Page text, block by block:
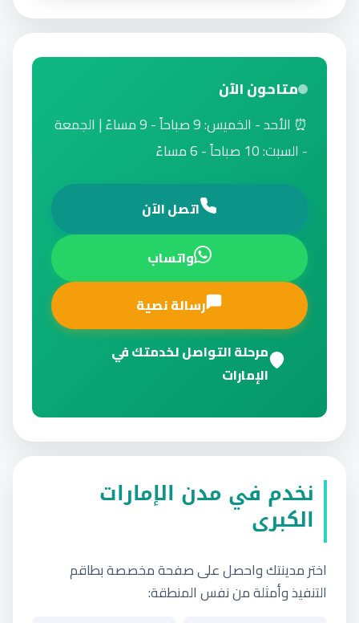
متاحون الآن
⏰ الأحد - الخميس: 9 صباحاً - 9 مساءً | الجمعة
- السبت: 10 صباحاً - 6 مساءً
اتصل الآن
واتساب
رسالة نصية
مرحلة التواصل لخدمتك في
الإمارات
نخدم في مدن الإمارات
الكبرى
اختر مدينتك واحصل على صفحة مخصصة بطاقم
التنفيذ وأمثلة من نفس المنطقة: